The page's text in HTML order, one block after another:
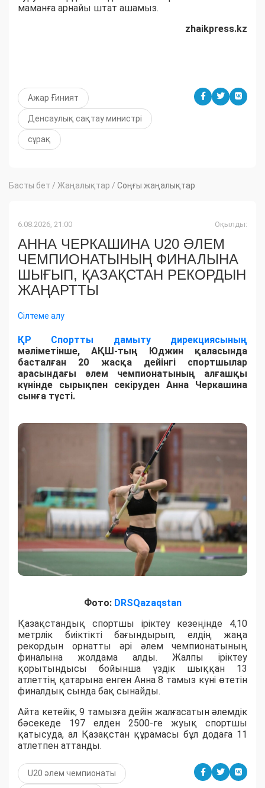
маманға арнайы штат ашамыз.
zhaikpress.kz
Ажар Ғиният
Денсаулық сақтау министрі
сұрақ
Басты бет / Жаңалықтар / Соңғы жаңалықтар
6.08.2026, 21:00 Оқылды:
АННА ЧЕРКАШИНА U20 ӘЛЕМ
ЧЕМПИОНАТЫНЫҢ ФИНАЛЫНА
ШЫҒЫП, ҚАЗАҚСТАН РЕКОРДЫН
ЖАҢАРТТЫ
Сілтеме алу
ҚР Спортты дамыту дирекциясының
мәліметінше, АҚШ-тың Юджин қаласында
басталған 20 жасқа дейінгі спортшылар
арасындағы әлем чемпионатының алғашқы
күнінде сырықпен секіруден Анна Черкашина
сынға түсті.
Фото: DRSQazaqstan
Қазақстандық спортшы іріктеу кезеңінде 4,10
метрлік биіктікті бағындырып, елдің жаңа
рекордын орнатты әрі әлем чемпионатының
финалына жолдама алды. Жалпы іріктеу
қорытындысы бойынша үздік шыққан 13
атлеттің қатарына енген Анна 8 тамыз күні өтетін
финалдық сында бақ сынайды.
Айта кетейік, 9 тамызға дейін жалғасатын әлемдік
бәсекеде 197 елден 2500-ге жуық спортшы
қатысуда, ал Қазақстан құрамасы бұл додаға 11
атлетпен аттанды.
U20 әлем чемпионаты